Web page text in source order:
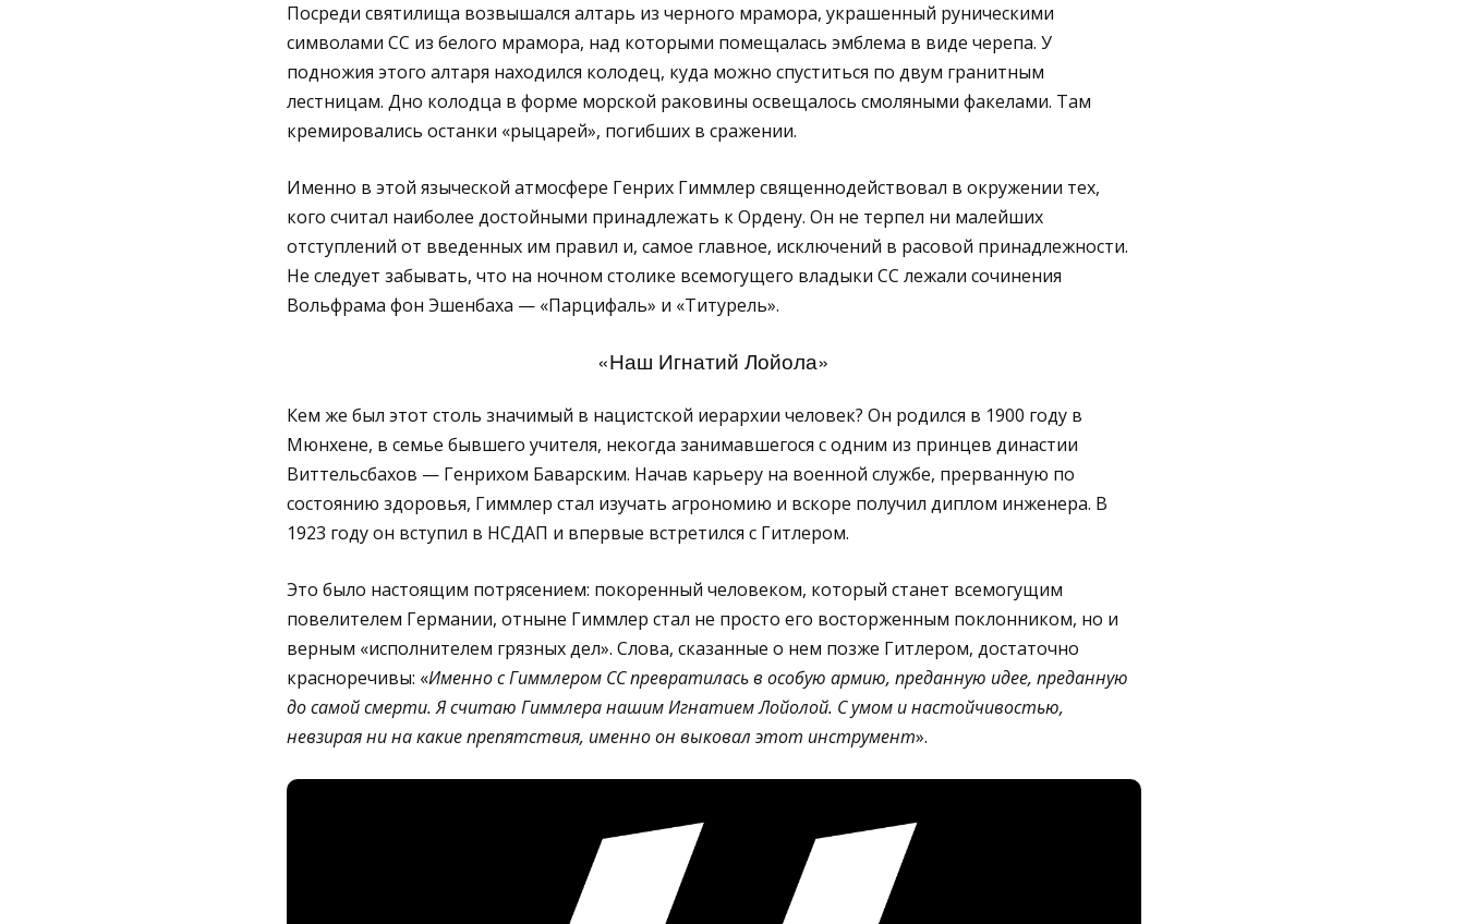
Посреди святилища возвышался алтарь из черного мрамора, украшенный руническими
символами СС из белого мрамора, над которыми помещалась эмблема в виде черепа. У
подножия этого алтаря находился колодец, куда можно спуститься по двум гранитным
лестницам. Дно колодца в форме морской раковины освещалось смоляными факелами. Там
кремировались останки «рыцарей», погибших в сражении.
Именно в этой языческой атмосфере Генрих Гиммлер священнодействовал в окружении тех,
кого считал наиболее достойными принадлежать к Ордену. Он не терпел ни малейших
отступлений от введенных им правил и, самое главное, исключений в расовой принадлежности.
Не следует забывать, что на ночном столике всемогущего владыки СС лежали сочинения
Вольфрама фон Эшенбаха — «Парцифаль» и «Титурель».
«Наш Игнатий Лойола»
Кем же был этот столь значимый в нацистской иерархии человек? Он родился в 1900 году в
Мюнхене, в семье бывшего учителя, некогда занимавшегося с одним из принцев династии
Виттельсбахов — Генрихом Баварским. Начав карьеру на военной службе, прерванную по
состоянию здоровья, Гиммлер стал изучать агрономию и вскоре получил диплом инженера. В
1923 году он вступил в НСДАП и впервые встретился с Гитлером.
Это было настоящим потрясением: покоренный человеком, который станет всемогущим
повелителем Германии, отныне Гиммлер стал не просто его восторженным поклонником, но и
верным «исполнителем грязных дел». Слова, сказанные о нем позже Гитлером, достаточно
красноречивы: «Именно с Гиммлером СС превратилась в особую армию, преданную идее, преданную
до самой смерти. Я считаю Гиммлера нашим Игнатием Лойолой. С умом и настойчивостью,
невзирая ни на какие препятствия, именно он выковал этот инструмент».